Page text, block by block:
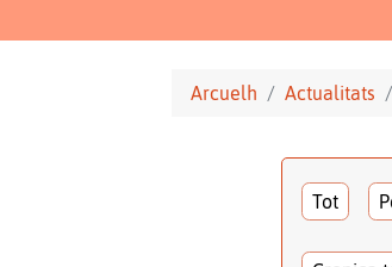
Arcuelh Actualitats
Tot